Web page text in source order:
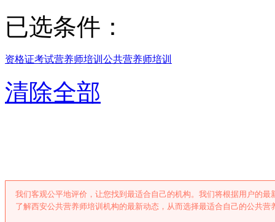
已选条件：
资格证考试营养师培训 公共营养师培训
清除全部
我们客观公平地评价，让您找到最适合自己的机构。我们将根据用户的
了解西安公共营养师培训机构的最新动态，从而选择最适合自己的公共营